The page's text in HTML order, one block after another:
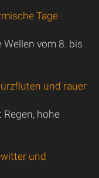
Tage
vom 8. bis
und rauer
hohe
und